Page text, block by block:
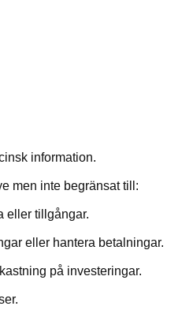
information.
men inte begränsat till:
eller tillgångar.
eller hantera betalningar.
på investeringar.